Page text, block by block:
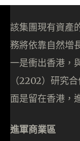
該集團現有資產
務將依靠自然增
一是衝出香港，
（2202）研究
面是留在香港，
進軍商業區